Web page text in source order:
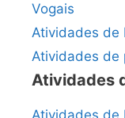
Vogais
Atividades de
Atividades de
Atividades